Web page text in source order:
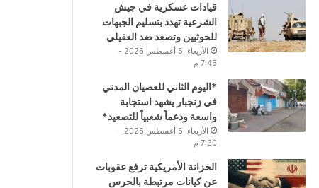
قيادات عسكرية في جيش
الشرعية تهدد بتسليم الجبهات
للحوثيين وتصعد ضد العقيلي
الأربعاء, 5 أغسطس 2026 -
7:45 م
*اليوم الثاني للعصيان المدني
في زنجبار يشهد استجابة
واسعة ودعماً شعبياً للتصعيد*
الأربعاء, 5 أغسطس 2026 -
7:30 م
الخزانة الأمريكية ترفع عقوبات
عن كيانات مرتبطة بالحرس